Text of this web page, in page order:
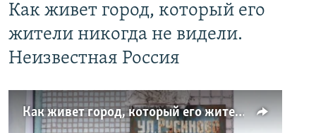
Как живет город, который его
жители никогда не видели.
Неизвестная Россия
Как живет город, который его жители никогда не видели. Неизвестная Россия